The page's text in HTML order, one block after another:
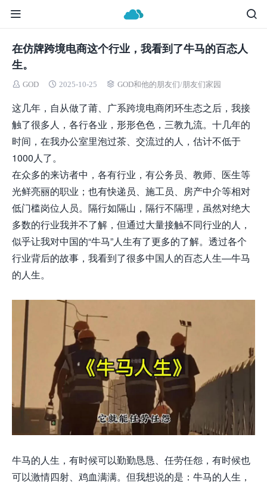
在仿牌跨境电商这个行业，我看到了牛马的百态人
生。
GOD 2025-10-25 GOD和他的朋友们/ 朋友们家园
这几年，自从做了莆、广系跨境电商闭环生态之后，我接
触了很多人，各行各业，形形色色，三教九流。十几年的
时间，在我办公室里泡过茶、交流过的人，估计不低于
1000人了。
在众多的来访者中，各有行业 ，有公务员、教师、医生等
光鲜亮丽的职业；也有快递员、施工员、房产中介等相对
低门槛岗位人员。隔行如隔山，隔行不隔理，虽然对绝大
多数的行业我并不了解，但通过大量接触不同行业的人，
似乎让我对中国的“牛马”人生有了更多的了解。透过各个
行业背后的故事，我看到了很多中国人的百态人生—牛马
的人生。
牛马的人生，有时候可以勤勤恳恳、任劳任怨，有时候也
可以激情四射、鸡血满满。但我想说的是： 牛马的人生，